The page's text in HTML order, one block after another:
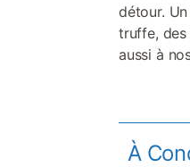
détour.
truffe, des
aussi à
À